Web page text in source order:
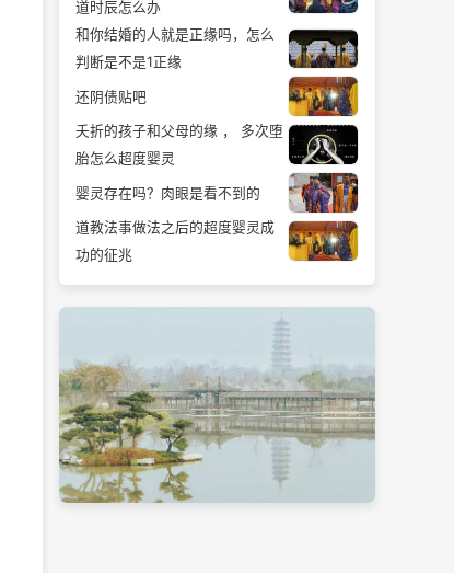
道时辰怎么办
和你结婚的人就是正缘吗，怎么
判断是不是1正缘
还阴债贴吧
夭折的孩子和父母的缘 ， 多次堕
胎怎么超度婴灵
婴灵存在吗？肉眼是看不到的
道教法事做法之后的超度婴灵成
功的征兆